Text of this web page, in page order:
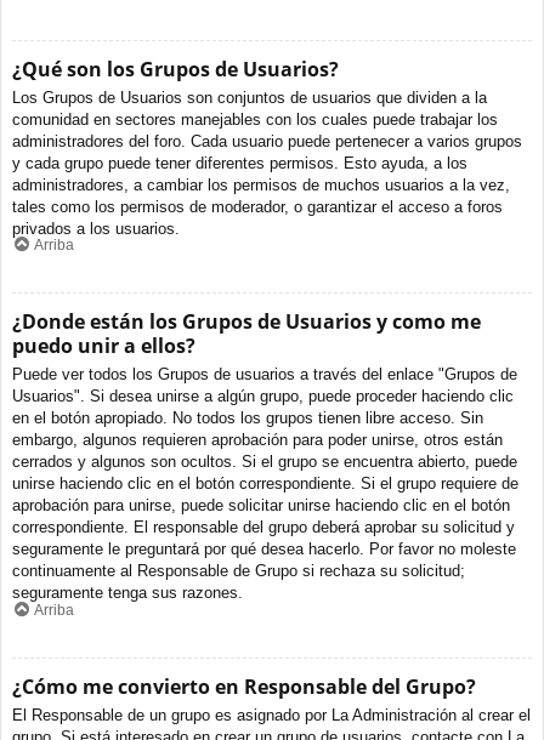
¿Qué son los Grupos de Usuarios?
Los Grupos de Usuarios son conjuntos de usuarios que dividen a la
comunidad en sectores manejables con los cuales puede trabajar los
administradores del foro. Cada usuario puede pertenecer a varios grupos
y cada grupo puede tener diferentes permisos. Esto ayuda, a los
administradores, a cambiar los permisos de muchos usuarios a la vez,
tales como los permisos de moderador, o garantizar el acceso a foros
privados a los usuarios.
Arriba
¿Donde están los Grupos de Usuarios y como me
puedo unir a ellos?
Puede ver todos los Grupos de usuarios a través del enlace "Grupos de
Usuarios". Si desea unirse a algún grupo, puede proceder haciendo clic
en el botón apropiado. No todos los grupos tienen libre acceso. Sin
embargo, algunos requieren aprobación para poder unirse, otros están
cerrados y algunos son ocultos. Si el grupo se encuentra abierto, puede
unirse haciendo clic en el botón correspondiente. Si el grupo requiere de
aprobación para unirse, puede solicitar unirse haciendo clic en el botón
correspondiente. El responsable del grupo deberá aprobar su solicitud y
seguramente le preguntará por qué desea hacerlo. Por favor no moleste
continuamente al Responsable de Grupo si rechaza su solicitud;
seguramente tenga sus razones.
Arriba
¿Cómo me convierto en Responsable del Grupo?
El Responsable de un grupo es asignado por La Administración al crear el